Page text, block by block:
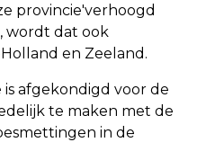
provincie'verhoogd
wordt dat ook
en Zeeland.
afgekondigd voor de
te maken met de
in de